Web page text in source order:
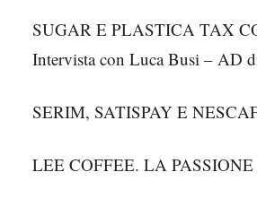
SUGAR E PLASTICA TAX
Intervista con Luca Busi – AD
SERIM, SATISPAY E
LEE COFFEE. LA